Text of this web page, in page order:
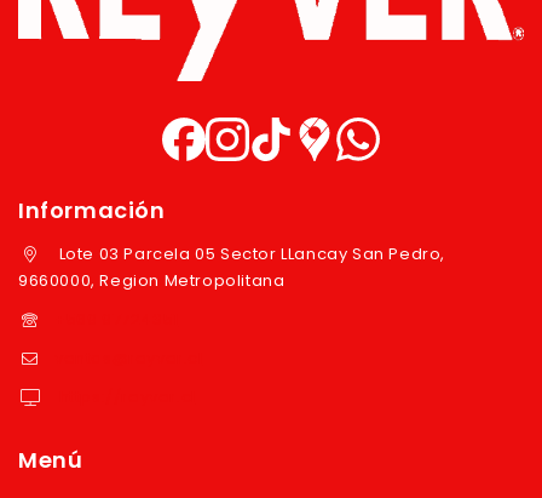
Información
Lote 03 Parcela 05 Sector LLancay San Pedro,
9660000, Region Metropolitana
Menú